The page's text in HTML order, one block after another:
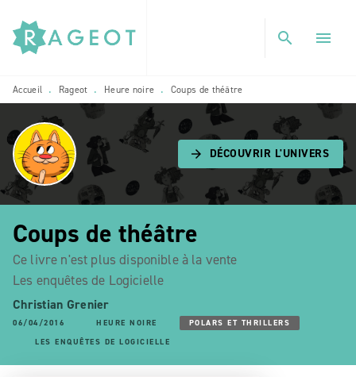
MENU RECHERCHE
PIED DE PAGE
search menu
Accueil • Rageot • Heure noire • Coups de théâtre
arrow_forward DÉCOUVRIR L'UNIVERS
Coups de théâtre
Ce livre n'est plus disponible à la vente
Les enquêtes de Logicielle
Christian Grenier
06/04/2016 HEURE NOIRE
POLARS ET THRILLERS
LES ENQUÊTES DE LOGICIELLE